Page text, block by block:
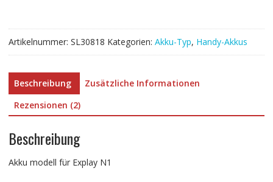
Artikelnummer: SL30818 Kategorien: Akku-Typ, Handy-Akkus
Beschreibung
Zusätzliche Informationen
Rezensionen (2)
Beschreibung
Akku modell für Explay N1